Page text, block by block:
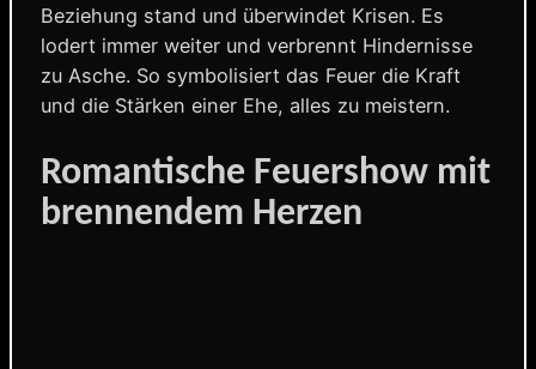
Beziehung stand und überwindet Krisen. Es
lodert immer weiter und verbrennt Hindernisse
zu Asche. So symbolisiert das Feuer die Kraft
und die Stärken einer Ehe, alles zu meistern.
Romantische Feuershow mit
brennendem Herzen